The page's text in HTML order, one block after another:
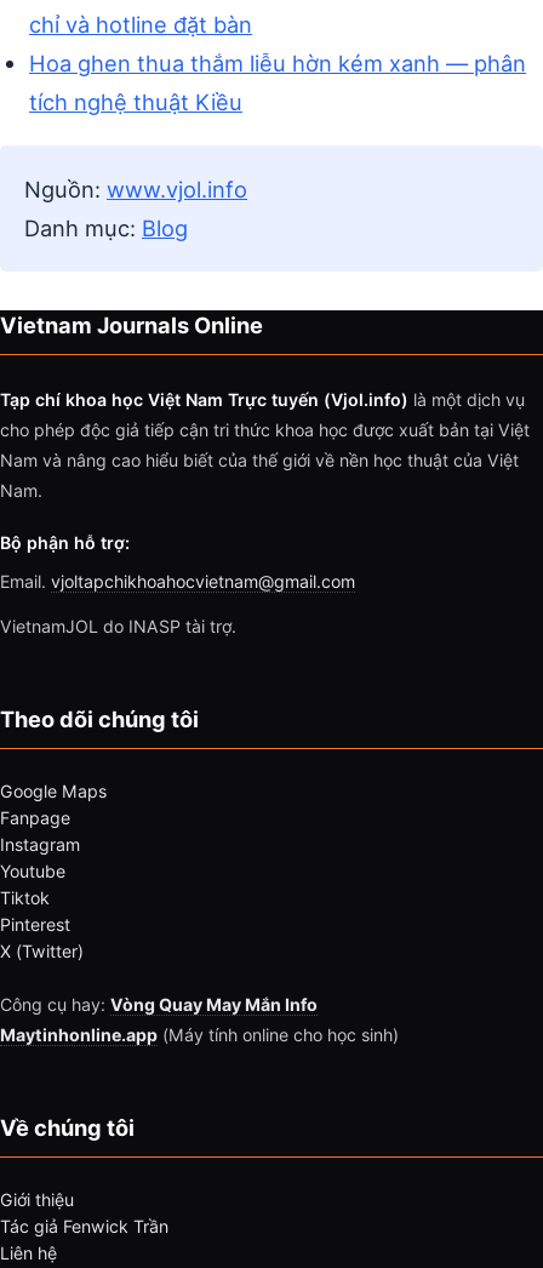
chỉ và hotline đặt bàn
Hoa ghen thua thắm liễu hờn kém xanh — phân
tích nghệ thuật Kiều
Nguồn: www.vjol.info
Danh mục: Blog
Vietnam Journals Online
Tạp chí khoa học Việt Nam Trực tuyến (Vjol.info) là một dịch vụ
cho phép độc giả tiếp cận tri thức khoa học được xuất bản tại Việt
Nam và nâng cao hiểu biết của thế giới về nền học thuật của Việt
Nam.
Bộ phận hỗ trợ:
Email. vjoltapchikhoahocvietnam@gmail.com
VietnamJOL do INASP tài trợ.
Theo dõi chúng tôi
Google Maps
Fanpage
Instagram
Youtube
Tiktok
Pinterest
X (Twitter)
Công cụ hay: Vòng Quay May Mắn Info
Maytinhonline.app (Máy tính online cho học sinh)
Về chúng tôi
Giới thiệu
Tác giả Fenwick Trần
Liên hệ